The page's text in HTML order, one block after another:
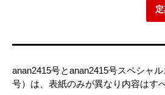
anan2415号とanan2415号スペシャ
号）は、表紙のみが異なり内容はす